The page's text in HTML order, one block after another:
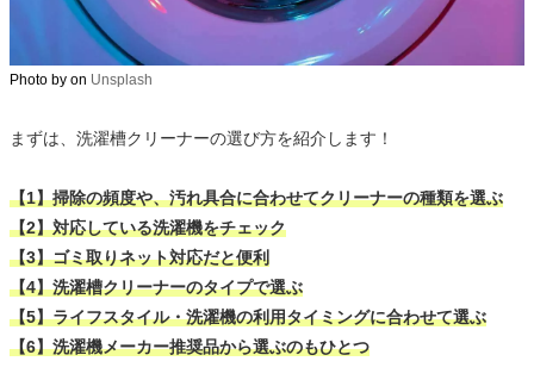
Photo by on Unsplash
まずは、洗濯槽クリーナーの選び方を紹介します！
【1】掃除の頻度や、汚れ具合に合わせてクリーナーの種類を選ぶ
【2】対応している洗濯機をチェック
【3】ゴミ取りネット対応だと便利
【4】洗濯槽クリーナーのタイプで選ぶ
【5】ライフスタイル・洗濯機の利用タイミングに合わせて選ぶ
【6】洗濯機メーカー推奨品から選ぶのもひとつ